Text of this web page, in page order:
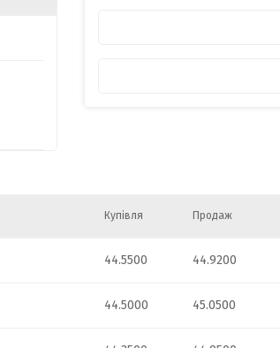
Купівля Продаж
44.5500 44.9200
44.5000 45.0500